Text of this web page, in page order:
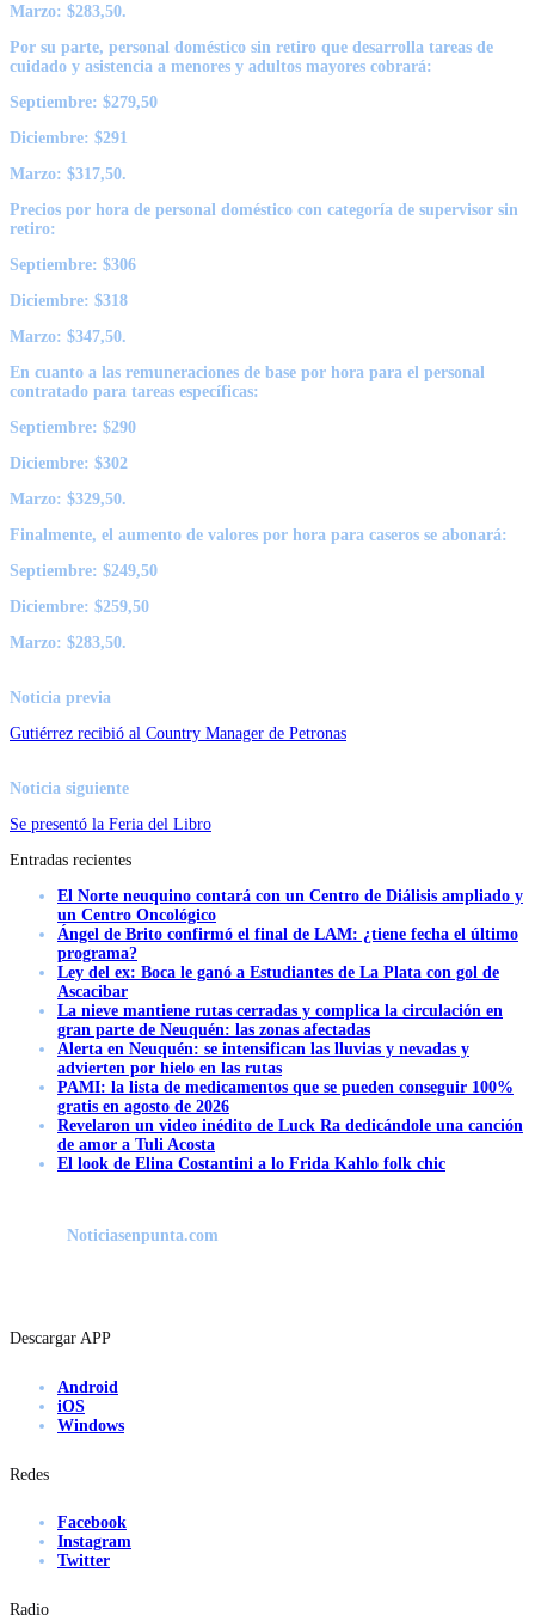
Marzo: $283,50.
Por su parte, personal doméstico sin retiro que desarrolla tareas de
cuidado y asistencia a menores y adultos mayores cobrará:
Septiembre: $279,50
Diciembre: $291
Marzo: $317,50.
Precios por hora de personal doméstico con categoría de supervisor sin
retiro:
Septiembre: $306
Diciembre: $318
Marzo: $347,50.
En cuanto a las remuneraciones de base por hora para el personal
contratado para tareas específicas:
Septiembre: $290
Diciembre: $302
Marzo: $329,50.
Finalmente, el aumento de valores por hora para caseros se abonará:
Septiembre: $249,50
Diciembre: $259,50
Marzo: $283,50.
Noticia previa
Gutiérrez recibió al Country Manager de Petronas
Noticia siguiente
Se presentó la Feria del Libro
Entradas recientes
El Norte neuquino contará con un Centro de Diálisis ampliado y
un Centro Oncológico
Ángel de Brito confirmó el final de LAM: ¿tiene fecha el último
programa?
Ley del ex: Boca le ganó a Estudiantes de La Plata con gol de
Ascacibar
La nieve mantiene rutas cerradas y complica la circulación en
gran parte de Neuquén: las zonas afectadas
Alerta en Neuquén: se intensifican las lluvias y nevadas y
advierten por hielo en las rutas
PAMI: la lista de medicamentos que se pueden conseguir 100%
gratis en agosto de 2026
Revelaron un video inédito de Luck Ra dedicándole una canción
de amor a Tuli Acosta
El look de Elina Costantini a lo Frida Kahlo folk chic
Noticiasenpunta.com
Descargar APP
Android
iOS
Windows
Redes
Facebook
Instagram
Twitter
Radio